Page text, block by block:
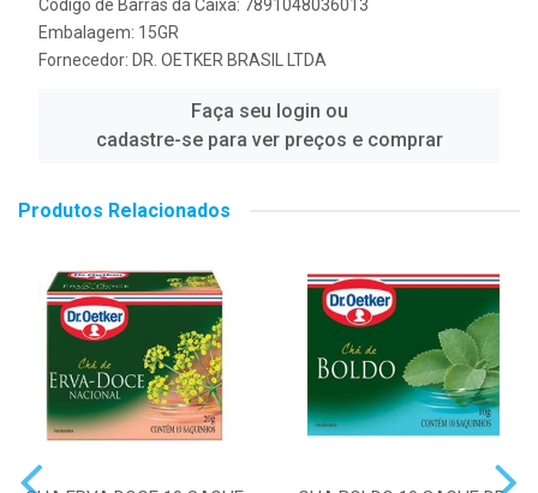
Código de Barras da Caixa: 7891048036013
Embalagem: 15GR
Fornecedor: DR. OETKER BRASIL LTDA
Faça seu login ou
cadastre-se para ver preços e comprar
Produtos Relacionados